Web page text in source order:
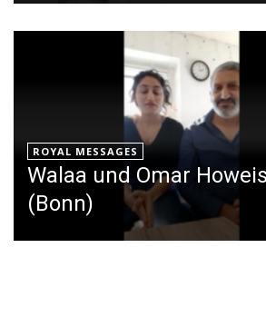
ROYAL MESSAGES
Walaa und Omar
(Bonn)